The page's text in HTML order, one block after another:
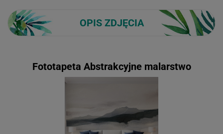
OPIS ZDJĘCIA
Fototapeta Abstrakcyjne malarstwo